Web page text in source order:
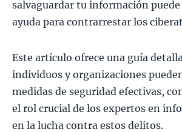
salvaguardar tu información puede
ayuda para contrarrestar los
Este artículo ofrece una guía
individuos y organizaciones
medidas de seguridad efectivas,
el rol crucial de los expertos en
en la lucha contra estos delitos.